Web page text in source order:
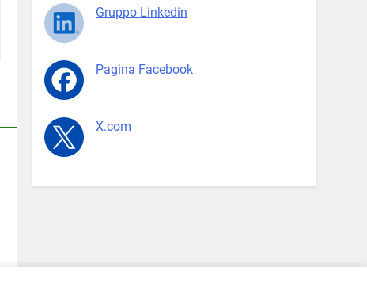
Gruppo Linkedin
Pagina Facebook
X.com